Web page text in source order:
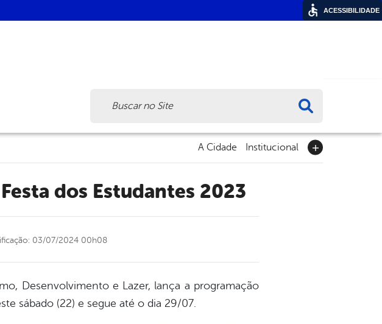
A Cidade Institucional
dos Estudantes 2023
03/07/2024 00h08
Desenvolvimento e Lazer, lança a programação
sábado (22) e segue até o dia 29/07.
ACESSIBILIDADE